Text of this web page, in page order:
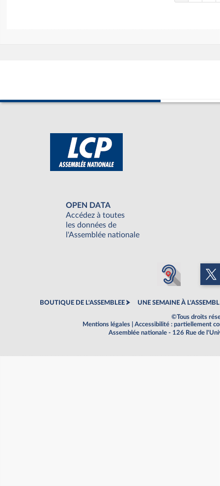
OPEN DATA
Accédez à toutes
les données de
l'Assemblée nationale
BOUTIQUE DE L'ASSEMBLEE UNE SEMAINE À
©Tous droits
Mentions légales
Accessibilité : partiellement
Assemblée nationale - 126 Rue de